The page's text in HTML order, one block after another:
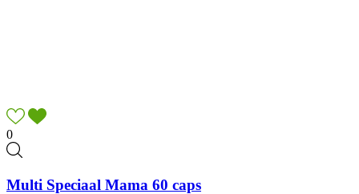
0
Multi Speciaal Mama 60 caps